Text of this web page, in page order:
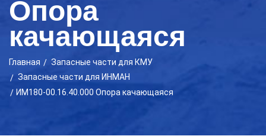
Опора
качающаяся
Главная
Запасные части для КМУ
Запасные части для ИНМАН
ИМ180-00.16.40.000 Опора качающаяся